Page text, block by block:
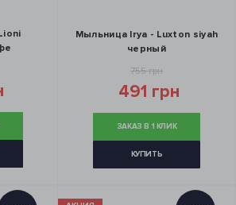
Мыльница Irya - Luxton siyah
черный
755 грн
491 грн
ЗАКАЗ В 1 КЛИК
КУПИТЬ